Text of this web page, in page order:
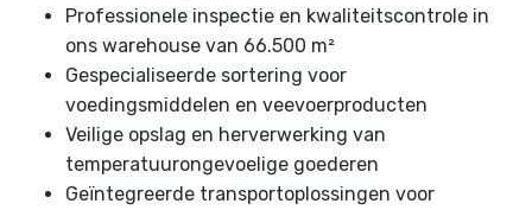
Professionele inspectie en kwaliteitscontrole in
ons warehouse van 66.500 m²
Gespecialiseerde sortering voor
voedingsmiddelen en veevoerproducten
Veilige opslag en herverwerking van
temperatuurongevoelige goederen
Geïntegreerde transportoplossingen voor